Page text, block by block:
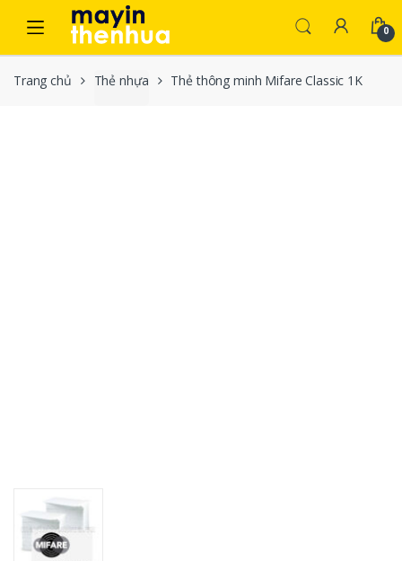
Skip to navigation
Skip to content
0
Trang chủ Thẻ nhựa Thẻ thông minh Mifare Classic 1K